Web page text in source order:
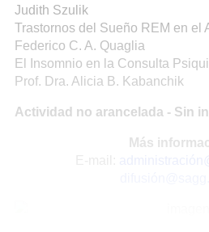
Judith Szulik
Trastornos del Sueño REM en el
Federico C. A. Quaglia
El Insomnio en la Consulta
Prof. Dra. Alicia B. Kabanchik
Actividad no arancelada - Sin
Más